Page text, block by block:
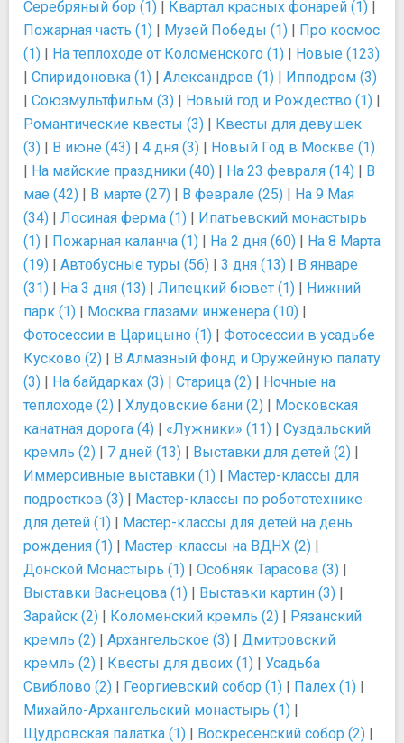
Серебряный бор (1) | Квартал красных фонарей (1) |
Пожарная часть (1) | Музей Победы (1) | Про космос
(1) | На теплоходе от Коломенского (1) | Новые (123)
| Спиридоновка (1) | Александров (1) | Ипподром (3)
| Союзмультфильм (3) | Новый год и Рождество (1) |
Романтические квесты (3) | Квесты для девушек
(3) | В июне (43) | 4 дня (3) | Новый Год в Москве (1)
| На майские праздники (40) | На 23 февраля (14) | В
мае (42) | В марте (27) | В феврале (25) | На 9 Мая
(34) | Лосиная ферма (1) | Ипатьевский монастырь
(1) | Пожарная каланча (1) | На 2 дня (60) | На 8 Марта
(19) | Автобусные туры (56) | 3 дня (13) | В январе
(31) | На 3 дня (13) | Липецкий бювет (1) | Нижний
парк (1) | Москва глазами инженера (10) |
Фотосессии в Царицыно (1) | Фотосессии в усадьбе
Кусково (2) | В Алмазный фонд и Оружейную палату
(3) | На байдарках (3) | Старица (2) | Ночные на
теплоходе (2) | Хлудовские бани (2) | Московская
канатная дорога (4) | «Лужники» (11) | Суздальский
кремль (2) | 7 дней (13) | Выставки для детей (2) |
Иммерсивные выставки (1) | Мастер-классы для
подростков (3) | Мастер-классы по робототехнике
для детей (1) | Мастер-классы для детей на день
рождения (1) | Мастер-классы на ВДНХ (2) |
Донской Монастырь (1) | Особняк Тарасова (3) |
Выставки Васнецова (1) | Выставки картин (3) |
Зарайск (2) | Коломенский кремль (2) | Рязанский
кремль (2) | Архангельское (3) | Дмитровский
кремль (2) | Квесты для двоих (1) | Усадьба
Свиблово (2) | Георгиевский собор (1) | Палех (1) |
Михайло-Архангельский монастырь (1) |
Щудровская палатка (1) | Воскресенский собор (2) |